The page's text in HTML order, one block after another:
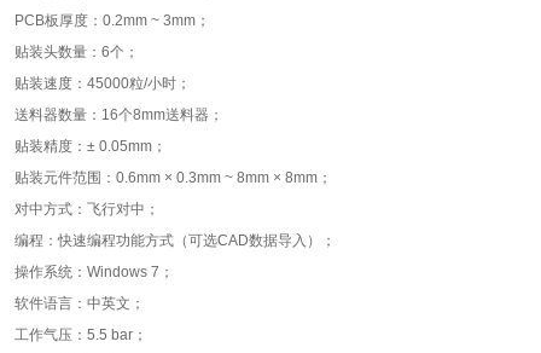
PCB板厚度：0.2mm ~ 3mm；
贴装头数量：6个；
贴装速度：45000粒/小时；
送料器数量：16个8mm送料器；
贴装精度：± 0.05mm；
贴装元件范围：0.6mm × 0.3mm ~ 8mm × 8mm；
对中方式：飞行对中；
编程：快速编程功能方式（可选CAD数据导入）；
操作系统：Windows 7；
软件语言：中英文；
工作气压：5.5 bar；